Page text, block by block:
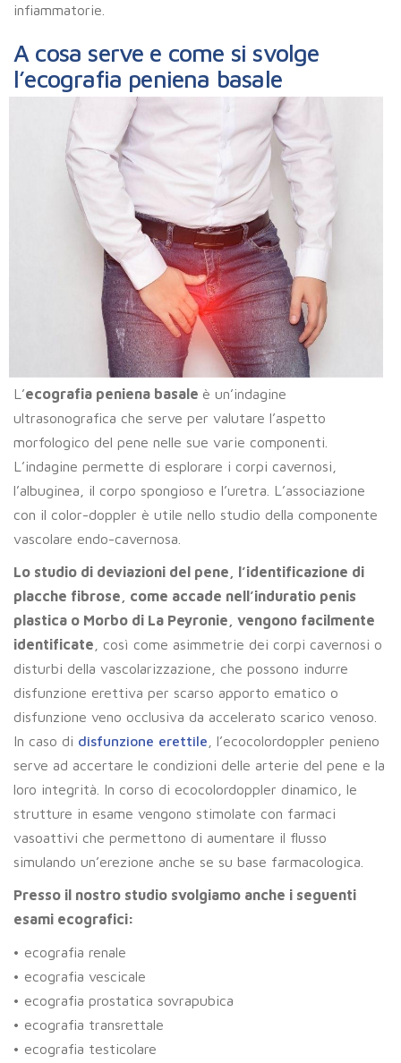
infiammatorie.
A cosa serve e come si svolge
l’ecografia peniena basale
L’ecografia peniena basale è un’indagine
ultrasonografica che serve per valutare l’aspetto
morfologico del pene nelle sue varie componenti.
L’indagine permette di esplorare i corpi cavernosi,
l’albuginea, il corpo spongioso e l’uretra. L’associazione
con il color-doppler è utile nello studio della componente
vascolare endo-cavernosa.
Lo studio di deviazioni del pene, l’identificazione di
placche fibrose, come accade nell’induratio penis
plastica o Morbo di La Peyronie, vengono facilmente
identificate , così come asimmetrie dei corpi cavernosi o
disturbi della vascolarizzazione, che possono indurre
disfunzione erettiva per scarso apporto ematico o
disfunzione veno occlusiva da accelerato scarico venoso.
In caso di disfunzione erettile , l’ecocolordoppler penieno
serve ad accertare le condizioni delle arterie del pene e la
loro integrità. In corso di ecocolordoppler dinamico, le
strutture in esame vengono stimolate con farmaci
vasoattivi che permettono di aumentare il flusso
simulando un’erezione anche se su base farmacologica.
Presso il nostro studio svolgiamo anche i seguenti
esami ecografici:
• ecografia renale
• ecografia vescicale
• ecografia prostatica sovrapubica
• ecografia transrettale
• ecografia testicolare